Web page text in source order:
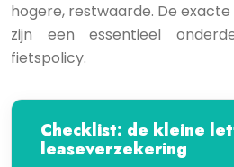
hogere, restwaarde. De
zijn een essentieel
fietspolicy.
Checklist: de kleine
leaseverzekering